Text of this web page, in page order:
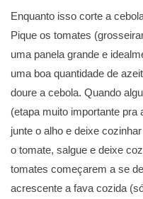
Enquanto isso corte a
Pique os tomates
uma panela grande e
uma boa quantidade de
doure a cebola. Quando
(etapa muito importante pra
junte o alho e deixe
o tomate, salgue e deixe
tomates começarem a se
acrescente a fava cozida